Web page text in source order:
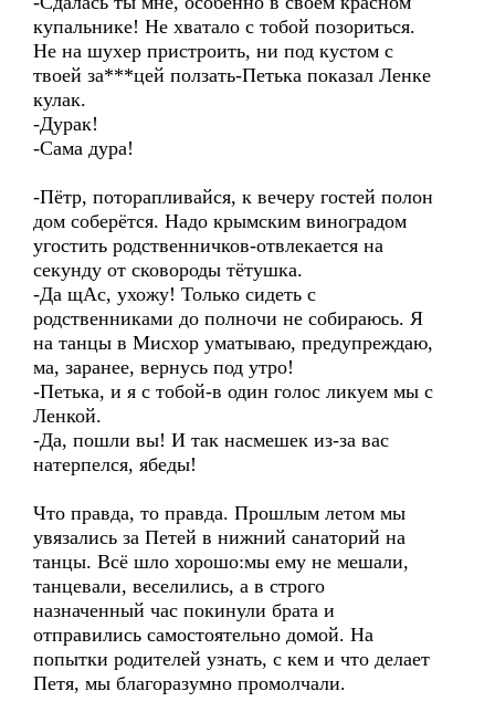
купальнике! Не хватало с тобой позориться.
Не на шухер пристроить, ни под кустом с
твоей за***цей ползать-Петька показал Ленке
кулак.
-Дурак!
-Сама дура!
-Пётр, поторапливайся, к вечеру гостей полон
дом соберётся. Надо крымским виноградом
угостить родственничков-отвлекается на
секунду от сковороды тётушка.
-Да щАс, ухожу! Только сидеть с
родственниками до полночи не собираюсь. Я
на танцы в Мисхор уматываю, предупреждаю,
ма, заранее, вернусь под утро!
-Петька, и я с тобой-в один голос ликуем мы с
Ленкой.
-Да, пошли вы! И так насмешек из-за вас
натерпелся, ябеды!
Что правда, то правда. Прошлым летом мы
увязались за Петей в нижний санаторий на
танцы. Всё шло хорошо:мы ему не мешали,
танцевали, веселились, а в строго
назначенный час покинули брата и
отправились самостоятельно домой. На
попытки родителей узнать, с кем и что делает
Петя, мы благоразумно промолчали.